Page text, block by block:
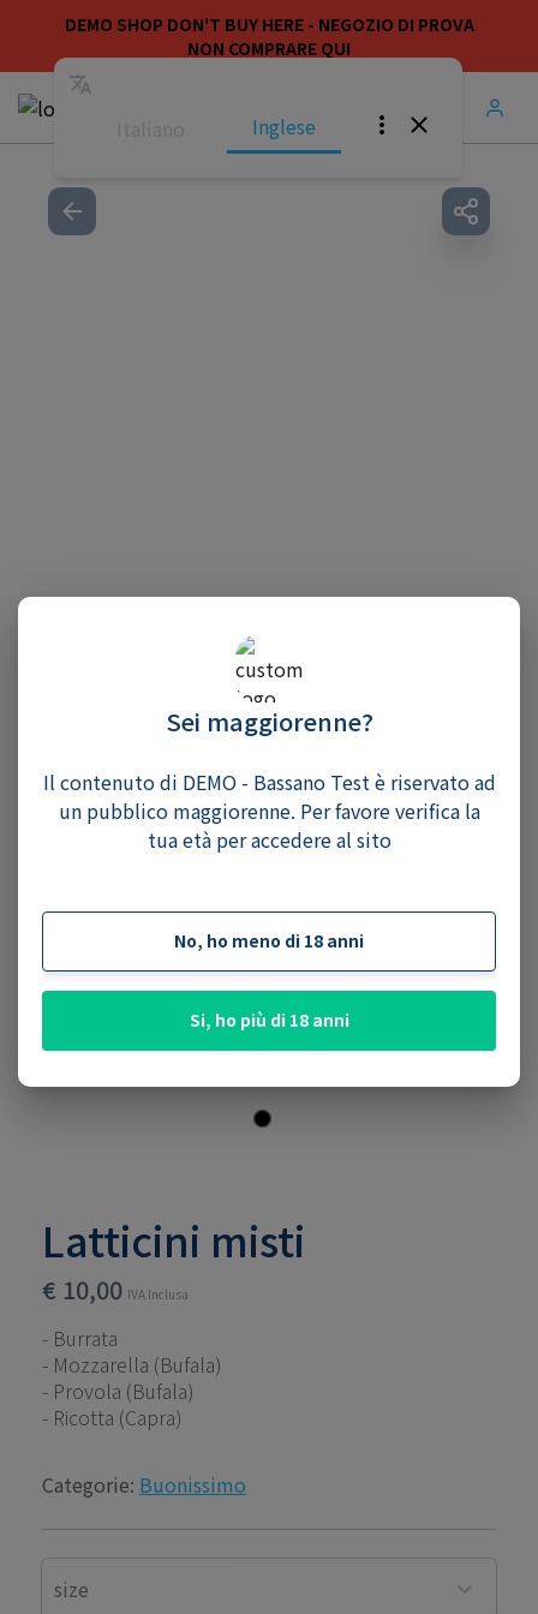
DEMO SHOP DON'T BUY HERE - NEGOZIO DI PROVA
NON COMPRARE QUI
Latticini misti
€ 10,00 IVA Inclusa
- Burrata
- Mozzarella (Bufala)
- Provola (Bufala)
- Ricotta (Capra)
Categorie: Buonissimo
size
Sei maggiorenne?
Il contenuto di DEMO - Bassano Test è riservato ad
un pubblico maggiorenne. Per favore verifica la
tua età per accedere al sito
No, ho meno di 18 anni
Si, ho più di 18 anni
Italiano Inglese